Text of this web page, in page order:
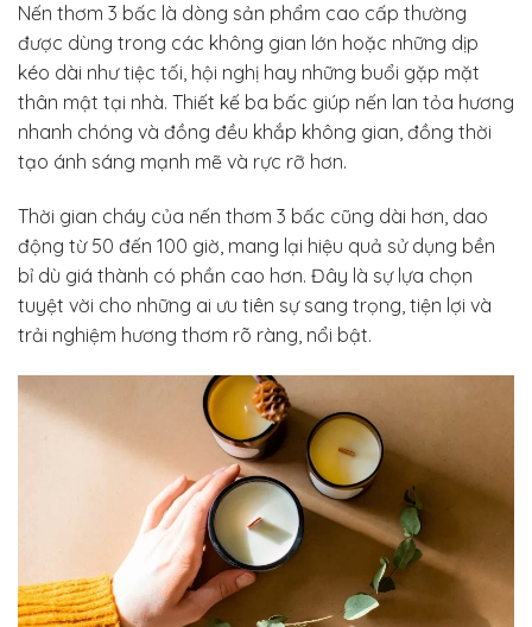
Nến thơm 3 bấc là dòng sản phẩm cao cấp thường
được dùng trong các không gian lớn hoặc những dịp
kéo dài như tiệc tối, hội nghị hay những buổi gặp mặt
thân mật tại nhà. Thiết kế ba bấc giúp nến lan tỏa hương
nhanh chóng và đồng đều khắp không gian, đồng thời
tạo ánh sáng mạnh mẽ và rực rỡ hơn.
Thời gian cháy của nến thơm 3 bấc cũng dài hơn, dao
động từ 50 đến 100 giờ, mang lại hiệu quả sử dụng bền
bỉ dù giá thành có phần cao hơn. Đây là sự lựa chọn
tuyệt vời cho những ai ưu tiên sự sang trọng, tiện lợi và
trải nghiệm hương thơm rõ ràng, nổi bật.